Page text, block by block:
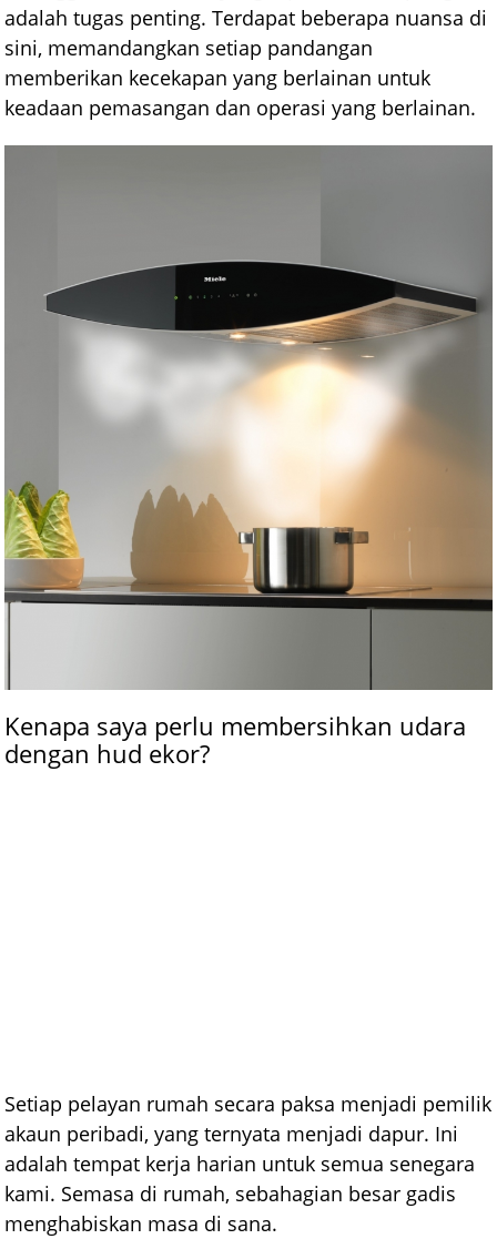
adalah tugas penting. Terdapat beberapa nuansa di
sini, memandangkan setiap pandangan
memberikan kecekapan yang berlainan untuk
keadaan pemasangan dan operasi yang berlainan.
Kenapa saya perlu membersihkan udara
dengan hud ekor?
Setiap pelayan rumah secara paksa menjadi pemilik
akaun peribadi, yang ternyata menjadi dapur. Ini
adalah tempat kerja harian untuk semua senegara
kami. Semasa di rumah, sebahagian besar gadis
menghabiskan masa di sana.